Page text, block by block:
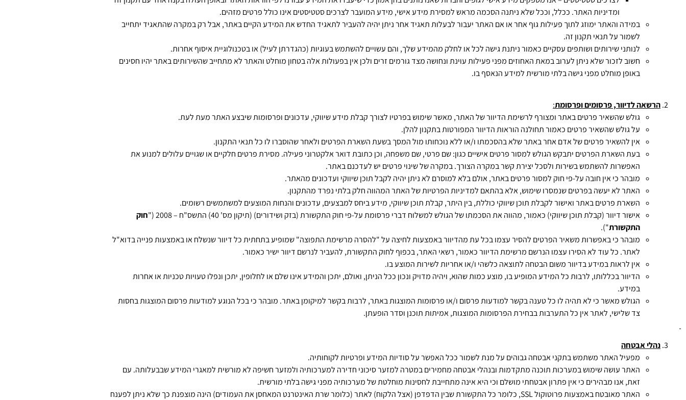
ומדיניות האתר. ככלל, וככל שלא ניתנה הסכמה מראש למסירת מידע אישי, מידע המועבר לצרכים סטטיסטים אינו כולל פרטים מזהים.
במידה והאתר ימוזג לתוך פעילות גוף אחר או אם האתר יעבור לבעלות תאגיד אחר ניתן יהיה להעביר לתאגיד החדש את המידע הקיים באתר, אבל רק במקרה שהתאגיד יתחייב
לשמור על תנאי תקנון זה.
לנותני שירותים ושותפים עסקיים כאמור ניתנת גישה לכל או לחלק מהמידע שלך, והם עשויים להשתמש בעוגיות (כהגדרתן לעיל) או בטכנולוגיית איסוף אחרות.
חשוב לזכור שלא ניתן לערוב במאת האחוזים מפני פעילות עוינת ונחושה מצד גורמים זרים ולכן אין בפעולות אלה בטחון מוחלט והאתר לא מתחייב שהשירותים באתר יהיו חסינים
באופן מוחלט מפני גישה בלתי מורשית למידע הנאסף בו.
הרשאה לדיוור, פרסומים ופרסומת:
גולש שהשאיר פרטים באתר ומצורף לרשימת הדיוור של האתר, מאשר שימוש בפרטיו לצורך קבלת מידע שיווקי, עדכונים ופרסומות שיבצע האתר מעת לעת.
על גולש שהשאיר פרטים כאמור תחולנה הוראות הדיוור המפורטות בתקנון להלן.
אין להשאיר פרטים של אדם אחר באתר שלא בהסכמתו ו/או ללא נוכחותו מול המסך בשעת השארת הפרטים ולאחר שהוסברו לו כל תנאי התקנון.
בעת השארת הפרטים יתבקש הגולש למסור פרטים אישיים כגון: שם פרטי, שם משפחה, וכן כתובת דואר אלקטרוני פעילה. מסירת פרטים חלקיים או שגויים עלולים למנוע את
האפשרות להשתמש בשירות ולסכל יצירת קשר במקרה הצורך. במקרה של שינוי פרטים יש לעדכנם באתר.
מובהר כי אין חובה על-פי חוק למסור פרטים באתר, אולם בלא למוסרם לא ניתן יהיה לקבל תוכן שיווקי ועדכונים מהאתר.
האתר לא יעשה בפרטים שנמסרו שימוש, אלא בהתאם למדיניות הפרטיות של האתר המהווה חלק בלתי נפרד מהתקנון.
השארת פרטים באתר ואישור לקבלת תוכן שיווקי כוללת, בין היתר, קבלת תוכן שיווקי, מידע ביחס למבצעים, עדכונים והנחות המוצעים למשתמשים רשומים.
אישור דיוור (קבלת תוכן שיווקי) כאמור, מהווה את הסכמתו של הגולש למשלוח דברי פרסומת על-פי חוק התקשורת (בזק ושידורים) (תיקון מס' 40) התשס"ח – 2008 ("
חוק
התקשורת").
מובהר כי באפשרות משאיר הפרטים להסיר עצמו בכל עת מהדיוור באמצעות לחיצה על "להסרה מרשימת התפוצה" שמופיע בתחתית כל דיוור שנשלח או באמצעות פנייה בדוא"ל
לאתר. כל עוד לא הסירו עצמו הנרשם מרשימת הדיוור כאמור, רשאי האתר, בכפוף לחוק התקשורת, להעביר לנרשם דיוור ישיר כאמור.
אין לראות במידע בדיוור משום הבטחה לתוצאה כלשהי ו/או אחריות לשירות המוצע בו.
הדיוור בכללותו, לרבות כל המידע המופיע בו, מוצע כמות שהוא, ויהיה מדויק ונכון ככל הניתן, ואולם, יתכן והמידע אינו שלם או לחלופין, יתכן ונפלו טעויות טכניות או אחרות
במידע.
הגולש מאשר כי לא תהיה לו כל טענה בקשר למודעות פרסום ו/או פרסומות המוצגות באתר, לרבות בקשר למיקומן באתר. מובהר כי בכל הנוגע למודעות פרסום המוצגות בחסות
צד שלישי, לאתר אין כל התערבות בבחירת הפרסומות המוצגות, אמיתות תוכנן וסדר הופעתן.
נהלי אבטחה
מפעיל האתר משתמש בתקני אבטחה גבוהים על מנת לשמור ככל האפשר על סודיות המידע ופרטיות לקוחותיה.
האתר עושה שימוש במערכות תוכנה מתקדמות ובנהלי אבטחה מחמירים במטרה למזער סיכוני חדירה למערכותיה ולמזער חשיפה לא מורשית למאגרי המידע שבבעלותה. עם
זאת, אנו מבהירים כי אין פתרון אבטחתי מושלם וכי היא אינה מתחייבת לחסינות מוחלטת של מערכותיה מפני גישה בלתי מורשית.
האתר מאובטח באמצעות פרוטוקול SSL, כלומר כל התקשורת שבין הדפדפן (אצל הלקוח) לאתר (כלומר שרת האינטרנט המאחסן את העמודים) הינה מוצפנת כך שלא ניתן לפענח